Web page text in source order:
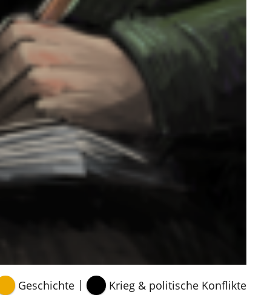
Geschichte |
Krieg & politische Konflikte